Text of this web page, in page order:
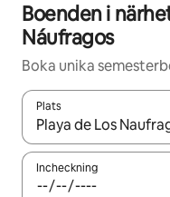
Boenden i
Náufragos
Boka unika
Plats
När resultaten är
Incheckning